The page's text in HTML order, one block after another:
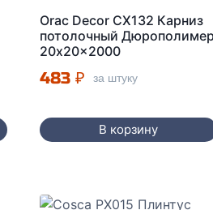
Orac Decor CX132 Карниз
потолочный Дюрополимер
20x20x2000
483₽ за штуку
В корзину